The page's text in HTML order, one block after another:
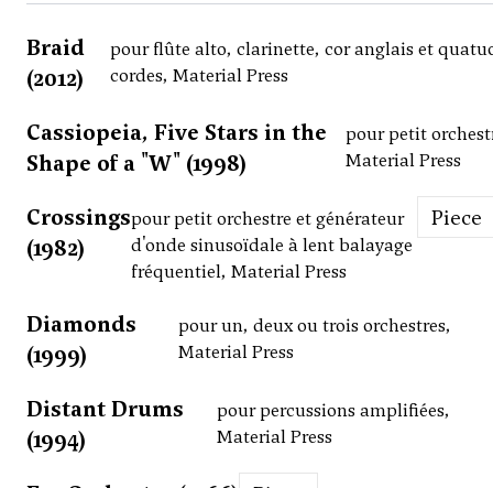
Braid
(2012)
pour flûte alto, clarinette, cor anglais et
cordes, Material Press
Cassiopeia, Five Stars in the
Shape of a "W" (1998)
pour petit
Material Press
Crossings
(1982)
pour petit orchestre et générateur
d'onde sinusoïdale à lent balayage
fréquentiel, Material Press
Piece
Diamonds
(1999)
pour un, deux ou trois orchestres,
Material Press
Distant Drums
(1994)
pour percussions amplifiées,
Material Press